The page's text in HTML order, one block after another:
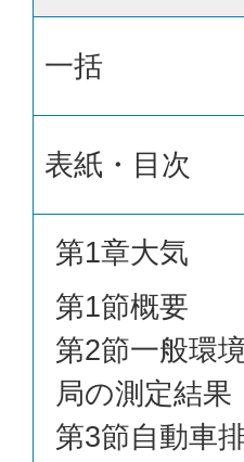
一括
表紙・目次
第1章大気
第1節概要
第2節一般環
局の測定結果
第3節自動車